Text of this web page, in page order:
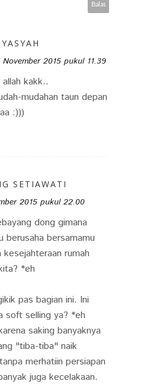
Balas
2015 pukul 11.39
allah kakk..
mudahan taun depan
:)))
SETIAWATI
2015 pukul 22.00
dong gimana
berusaha bersamamu
kesejahteraan rumah
*eh
pas bagian ini. Ini
soft selling ya? *eh
saking banyaknya
"tiba-tiba" naik
merhatiin persiapan
juga kecelakaan.